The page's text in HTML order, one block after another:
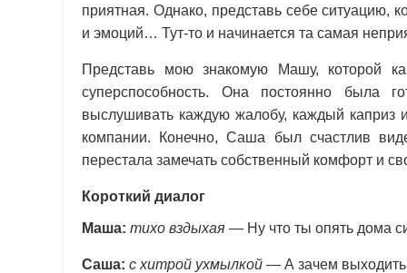
приятная. Однако, представь себе ситуацию,
и эмоций… Тут-то и начинается та самая
Представь мою знакомую Машу, которой
суперспособность. Она постоянно была
выслушивать каждую жалобу, каждый каприз
компании. Конечно, Саша был счастлив
перестала замечать собственный комфорт и
Короткий диалог
Маша: тихо вздыхая — Ну что ты опять дома
Саша: с хитрой ухмылкой — А зачем